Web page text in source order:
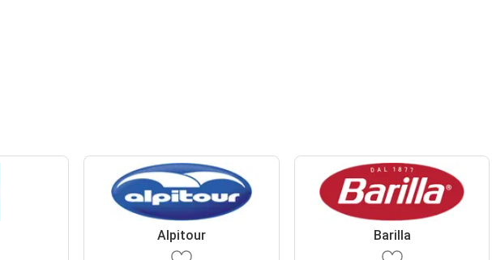
Alpitour Barilla